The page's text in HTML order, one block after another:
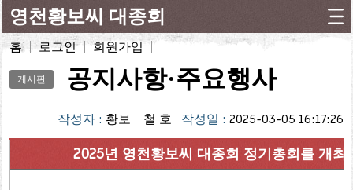
영천황보씨 대종회
홈 로그인 회원가입
게시판 공지사항·주요행사
작성자 : 황보 철 호 작성일 : 2025-03-05 16:17:26
2025년 영천황보씨 대종회 정기총회를 개최